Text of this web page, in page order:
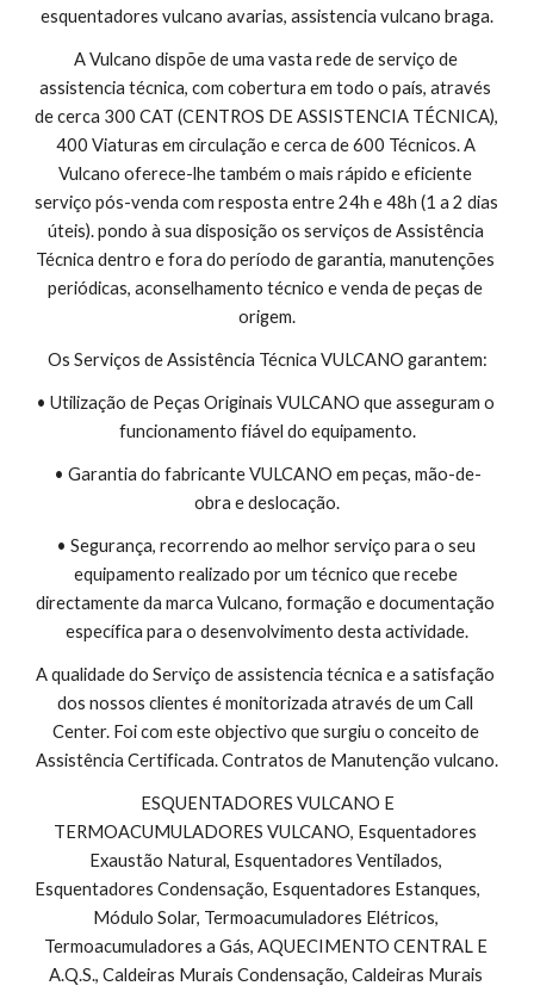
esquentadores vulcano avarias, assistencia vulcano braga.
A Vulcano dispõe de uma vasta rede de serviço de
assistencia técnica, com cobertura em todo o país, através
de cerca 300 CAT (CENTROS DE ASSISTENCIA TÉCNICA),
400 Viaturas em circulação e cerca de 600 Técnicos. A
Vulcano oferece-lhe também o mais rápido e eficiente
serviço pós-venda com resposta entre 24h e 48h (1 a 2 dias
úteis). pondo à sua disposição os serviços de Assistência
Técnica dentro e fora do período de garantia, manutenções
periódicas, aconselhamento técnico e venda de peças de
origem.
Os Serviços de Assistência Técnica VULCANO garantem:
• Utilização de Peças Originais VULCANO que asseguram o
funcionamento fiável do equipamento.
• Garantia do fabricante VULCANO em peças, mão-de-
obra e deslocação.
• Segurança, recorrendo ao melhor serviço para o seu
equipamento realizado por um técnico que recebe
directamente da marca Vulcano, formação e documentação
específica para o desenvolvimento desta actividade.
A qualidade do Serviço de assistencia técnica e a satisfação
dos nossos clientes é monitorizada através de um Call
Center. Foi com este objectivo que surgiu o conceito de
Assistência Certificada. Contratos de Manutenção vulcano.
TERMOACUMULADORES VULCANO, Esquentadores
Exaustão Natural, Esquentadores Ventilados,
Esquentadores Condensação, Esquentadores Estanques,
Módulo Solar, Termoacumuladores Elétricos,
Termoacumuladores a Gás, AQUECIMENTO CENTRAL E
A.Q.S., Caldeiras Murais Condensação, Caldeiras Murais